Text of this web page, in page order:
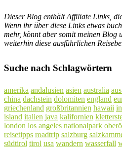
Dieser Blog enthält Affiliate Links,
Wenn ihr über diese Links etwas
mehr, könnt aber somit meinen Blog
weiterhin diese ausführlichen
Suche nach Schlagwörtern
amerika andalusien asien australia
china dachstein dolomiten england
griechenland großbritannien hawaii
island italien java kalifornien
london los angeles nationalpark
reisetipps roadtrip salzburg
südtirol tirol usa wandern wasserfall